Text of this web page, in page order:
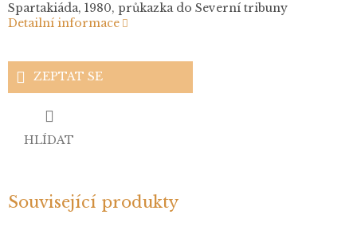
Spartakiáda, 1980, průkazka do Severní tribuny
Detailní informace
ZEPTAT SE
HLÍDAT
Související produkty